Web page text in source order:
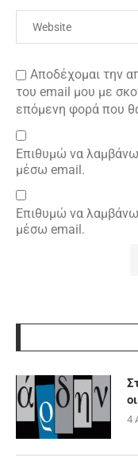
Αποδέχομαι την
του email μου με
επόμενη φορά που
Επιθυμώ να λαμβάνω
μέσω email.
Επιθυμώ να λαμβάνω
μέσω email.
4